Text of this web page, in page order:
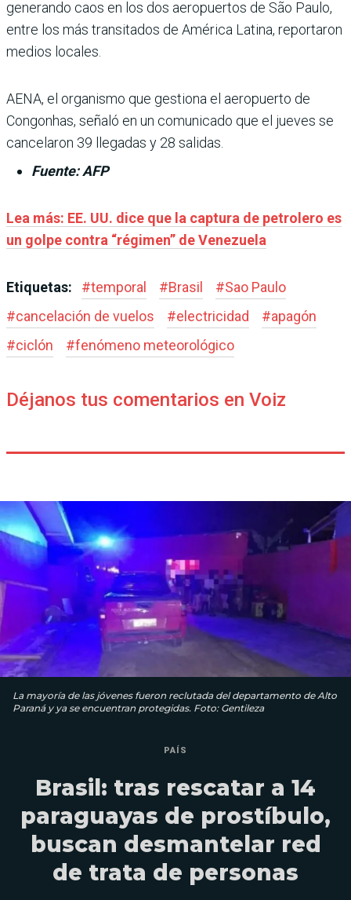
generando caos en los dos aeropuertos de São Paulo,
entre los más transitados de América Latina, reportaron
medios locales.
AENA, el organismo que gestiona el aeropuerto de
Congonhas, señaló en un comunicado que el jueves se
cancelaron 39 llegadas y 28 salidas.
Fuente: AFP
Lea más: EE. UU. dice que la captura de petrolero es
un golpe contra “régimen” de Venezuela
Etiquetas: #temporal #Brasil #Sao Paulo
#cancelación de vuelos #electricidad #apagón
#ciclón #fenómeno meteorológico
Déjanos tus comentarios en Voiz
La mayoría de las jóvenes fueron reclutada del departamento de Alto
Paraná y ya se encuentran protegidas. Foto: Gentileza
PAÍS
Brasil: tras rescatar a 14
paraguayas de prostíbulo,
buscan desmantelar red
de trata de personas